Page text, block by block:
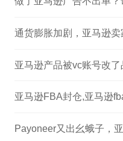
通货膨胀加剧，亚马逊卖
亚马逊产品被vc账号改了
亚马逊FBA封仓,亚马逊